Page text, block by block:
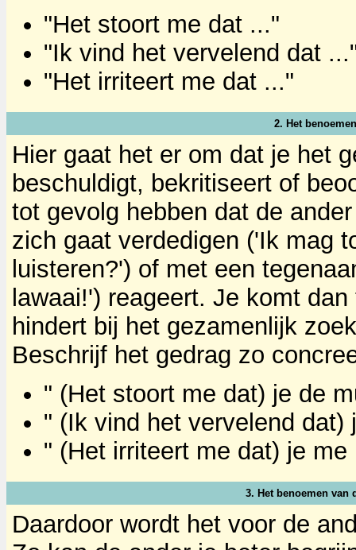
"Het stoort me dat ..."
"Ik vind het vervelend dat
"Het irriteert me dat ..."
2. Het
Hier gaat het er om dat je het
beschuldigt, bekritiseert of
tot gevolg hebben dat de
zich gaat verdedigen ('Ik mag
luisteren?') of met een
lawaai!') reageert. Je komt
hindert bij het gezamenlijk
Beschrijf het gedrag zo
" (Het stoort me dat) je de
" (Ik vind het vervelend
" (Het irriteert me dat) je
3. Het benoemen van
Daardoor wordt het voor de